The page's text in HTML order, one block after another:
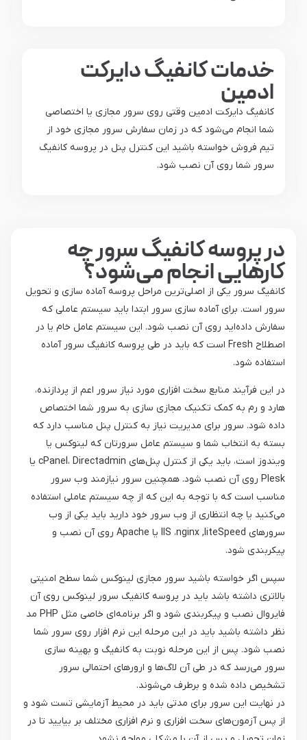
خدمات کانفیگ دایرکت
ادمین
کانفیگ دایرکت ادمین وقتی روی سرور مجازی یا اختصاصی
شما انجام می‌شود که در زمان سفارش سرور مجازی خود از
تیم فروش خواسته باشید این کنترل پنل در پروسه کانفیگ
سرور شما روی آن نصب شود.
در پروسه کانفیگ سرور چه
کارهایی انجام می‌شود؟
کانفیگ سرور یکی از اصلی‌ترین مراحل پروسه آماده سازی و تحویل
سرور است. برای آماده سازی سرور ابتدا باید سیستم عاملی که
سفارش داده‌اید روی آن نصب شود. این سیستم عامل خام یا در
اصطلاح Fresh است که باید در طی پروسه کانفیگ سرور آماده
استفاده شود.
در این فرآیند منابع سخت افزاری مورد نیاز سرور اعم از پردازنده،
هارد و رم به کمک تکنیک مجازی سازی به سرور شما اختصاص
داده شود. سرور برای مدیریت نیاز به کنترل پنل مناسب دارد که
بسته به انتخاب شما و سیستم عامل سرورتان که لینوکس یا
ویندوز است، باید یکی از کنترل پنل‌های cPanel، Directadmin یا
Plesk روی آن نصب شود. همچنین سرور نیازمند وب سرور
مناسب است که با توجه به این که از چه سیستم عاملی استفاده
می‌کنید یا چه انتظاری از وب سرور خود دارید باید یکی از وب
سرورهای IIS ،nginx ,liteSpeed یا Apache روی آن نصب و
پیکربندی شود.
سپس اگر خواسته باشید سرور مجازی لینوکس شما سطح امنیتی
بالاتری داشته باشد باید در پروسه کانفیگ سرور لینوکس روی آن
فایروال نصب و پیکربندی شود و اگر برنامه‌ای خاصی مثل PHP مد
نظر داشته باشید باید در این مرحله این نرم افزار روی سرور شما
نصب شود. پس از این مرحله نوبت به کانفیگ و بهینه سازی
سرور می‌رسد که در طی آن لاگ‌ها و ارورهای احتمالی سرور
تشخیص داده شده و برطرف می‌شوند.
در نهایت این سرور برای مدتی باید در محیط آزمایشی تست شود و
از پس آزمون‌های سخت افزاری و نرم افزاری مختلف بر بیایید تا در